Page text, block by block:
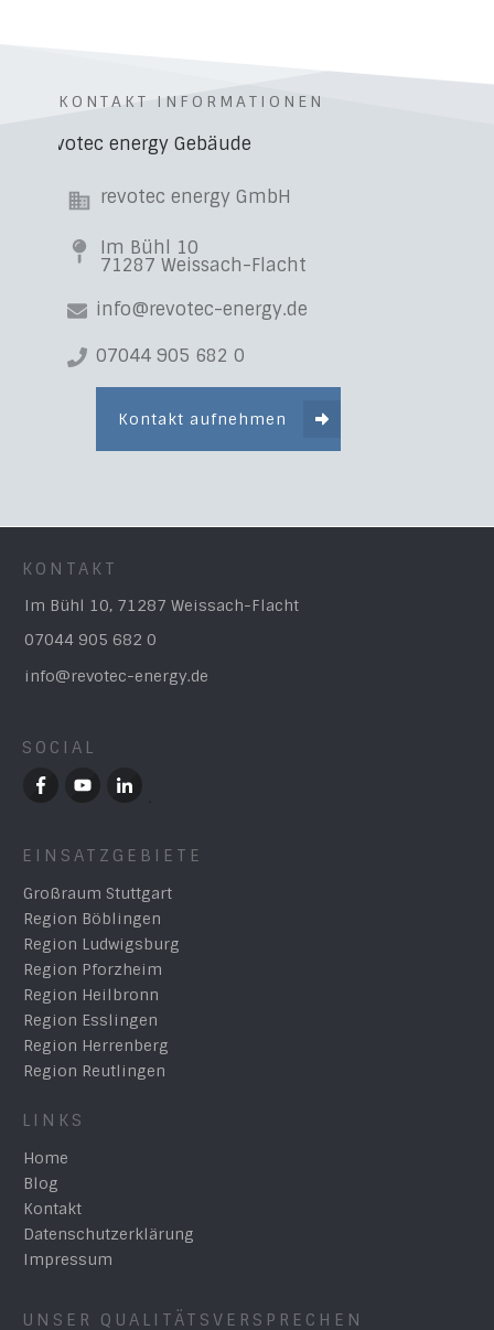
KONTAKT INFORMATIONEN
revotec energy GmbH
Im Bühl 10
71287 Weissach-Flacht
info@revotec-energy.de
07044 905 682 0
Kontakt aufnehmen
KONTAKT
Im Bühl 10, 71287 Weissach-Flacht
07044 905 682 0
info@revotec-energy.de
SOCIAL
EINSATZGEBIETE
Großraum Stuttgart
Region Böblingen
Region Ludwigsburg
Region Pforzheim
Region Heilbronn
Region Esslingen
Region Herrenberg
Region Reutlingen
LINKS
Home
Blog
Kontakt
Datenschutzerklärung
Impressum
UNSER QUALITÄTSVERSPRECHEN